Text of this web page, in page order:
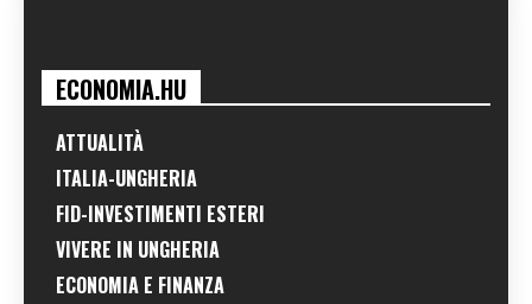
ECONOMIA.HU
ATTUALITÀ
ITALIA-UNGHERIA
FID-INVESTIMENTI ESTERI
VIVERE IN UNGHERIA
ECONOMIA E FINANZA